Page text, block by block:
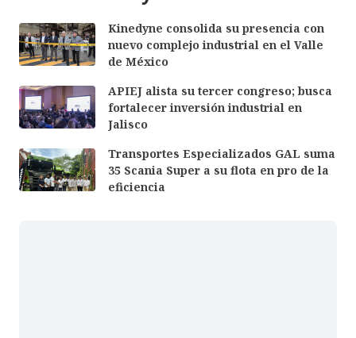
Kinedyne consolida su presencia con
nuevo complejo industrial en el Valle
de México
APIEJ alista su tercer congreso; busca
fortalecer inversión industrial en
Jalisco
Transportes Especializados GAL suma
35 Scania Super a su flota en pro de la
eficiencia